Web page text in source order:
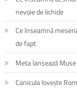
nevoie de lichide
Ce înseamnă
de fapt
Meta lansează
Canicula lovește